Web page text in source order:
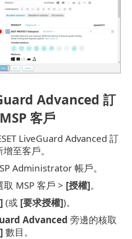
Advanced 訂
客戶
LiveGuard Advanced 訂
至客戶。
Administrator 帳戶。
取 MSP 客戶 > [授權]。
(或 [要求授權])。
Advanced 旁邊的核取
數目。